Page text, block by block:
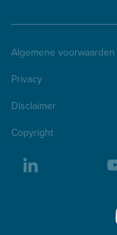
Algemene voorwaarden
Privacy
Disclaimer
Copyright